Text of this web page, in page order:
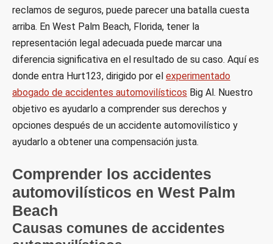
reclamos de seguros, puede parecer una batalla cuesta
arriba. En West Palm Beach, Florida, tener la
representación legal adecuada puede marcar una
diferencia significativa en el resultado de su caso. Aquí es
donde entra Hurt123, dirigido por el experimentado
abogado de accidentes automovilísticos Big Al. Nuestro
objetivo es ayudarlo a comprender sus derechos y
opciones después de un accidente automovilístico y
ayudarlo a obtener una compensación justa.
Comprender los accidentes
automovilísticos en West Palm
Beach
Causas comunes de accidentes